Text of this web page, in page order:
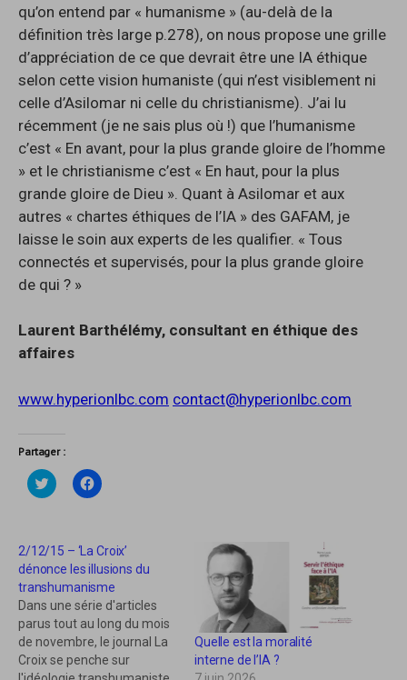
qu’on entend par « humanisme » (au-delà de la
définition très large p.278), on nous propose une grille
d’appréciation de ce que devrait être une IA éthique
selon cette vision humaniste (qui n’est visiblement ni
celle d’Asilomar ni celle du christianisme). J’ai lu
récemment (je ne sais plus où !) que l’humanisme
c’est « En avant, pour la plus grande gloire de l’homme
» et le christianisme c’est « En haut, pour la plus
grande gloire de Dieu ». Quant à Asilomar et aux
autres « chartes éthiques de l’IA » des GAFAM, je
laisse le soin aux experts de les qualifier. « Tous
connectés et supervisés, pour la plus grande gloire
de qui ? »
Laurent Barthélémy, consultant en éthique des
affaires
www.hyperionlbc.com contact@hyperionlbc.com
Partager :
C
l
z
p
o
u
r
p
a
t
a
g
C
l
z
p
o
u
r
p
a
t
a
g
2/12/15 – ‘La Croix’
dénonce les illusions du
transhumanisme
Dans une série d'articles
parus tout au long du mois
de novembre, le journal La
Croix se penche sur
Quelle est la moralité
interne de l’IA ?